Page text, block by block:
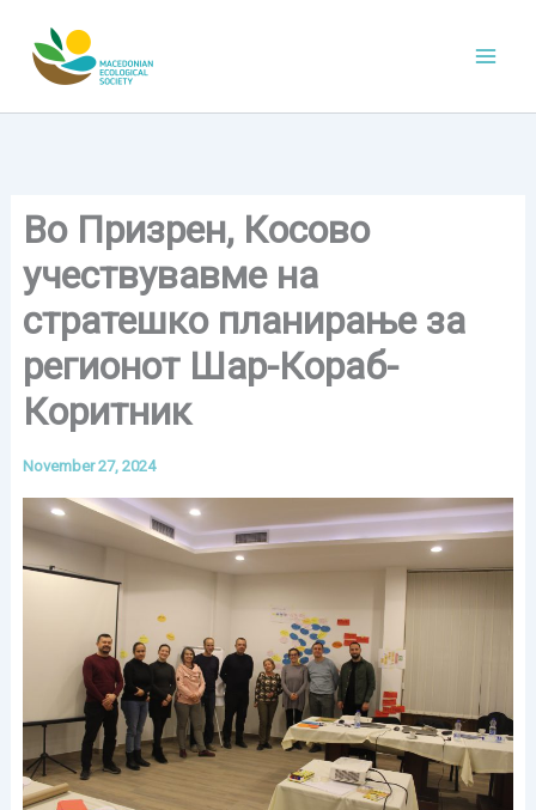
content
Во Призрен, Косово
учествувавме на
стратешко планирање за
регионот Шар-Кораб-
Коритник
November 27, 2024